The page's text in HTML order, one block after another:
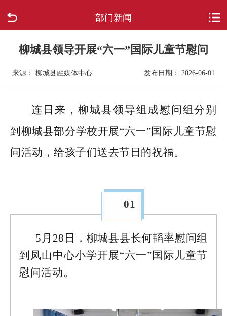
部门新闻
走进柳城
新闻中心
网上办事
互动回应
柳城县领导开展“六一”国际儿童节慰问
来源： 柳城县融媒体中心 发布日期： 2026-06-01
连日来，柳城县领导组成慰问组分别
到柳城县部分学校开展“六一”国际儿童节慰
问活动，给孩子们送去节日的祝福。
01
5月28日，柳城县县长何韬率慰问组
到凤山中心小学开展“六一”国际儿童节
慰问活动。